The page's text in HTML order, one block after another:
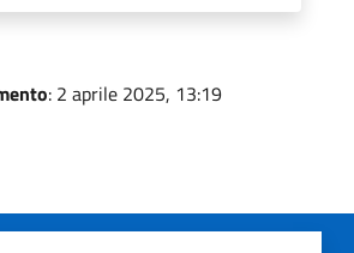
: 2 aprile 2025, 13:19